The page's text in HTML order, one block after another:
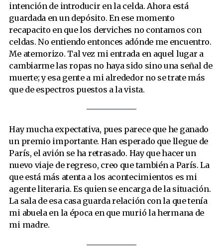
intención de introducir en la celda. Ahora está
guardada en un depósito. En ese momento
recapacito en que los derviches no contamos con
celdas. No entiendo entonces adónde me encuentro.
Me atemorizo. Tal vez mi entrada en aquel lugar a
cambiarme las ropas no haya sido sino una señal de
muerte; y esa gente a mi alrededor no se trate más
que de espectros puestos a la vista.
Hay mucha expectativa, pues parece que he ganado
un premio importante. Han esperado que llegue de
París, el avión se ha retrasado. Hay que hacer un
nuevo viaje de regreso, creo que también a París. La
que está más atenta a los acontecimientos es mi
agente literaria. Es quien se encarga de la situación.
La sala de esa casa guarda relación con la que tenía
mi abuela en la época en que murió la hermana de
mi madre.